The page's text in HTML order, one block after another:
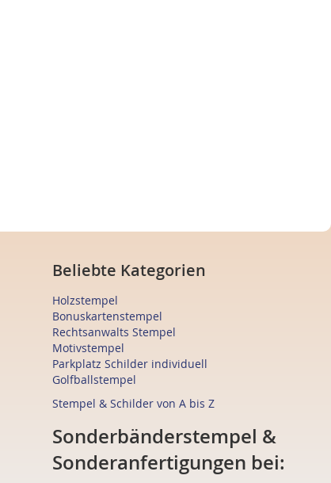
Beliebte Kategorien
Holzstempel
Bonuskartenstempel
Rechtsanwalts Stempel
Motivstempel
Parkplatz Schilder individuell
Golfballstempel
Stempel & Schilder von A bis Z
Sonderbänderstempel &
Sonderanfertigungen bei: